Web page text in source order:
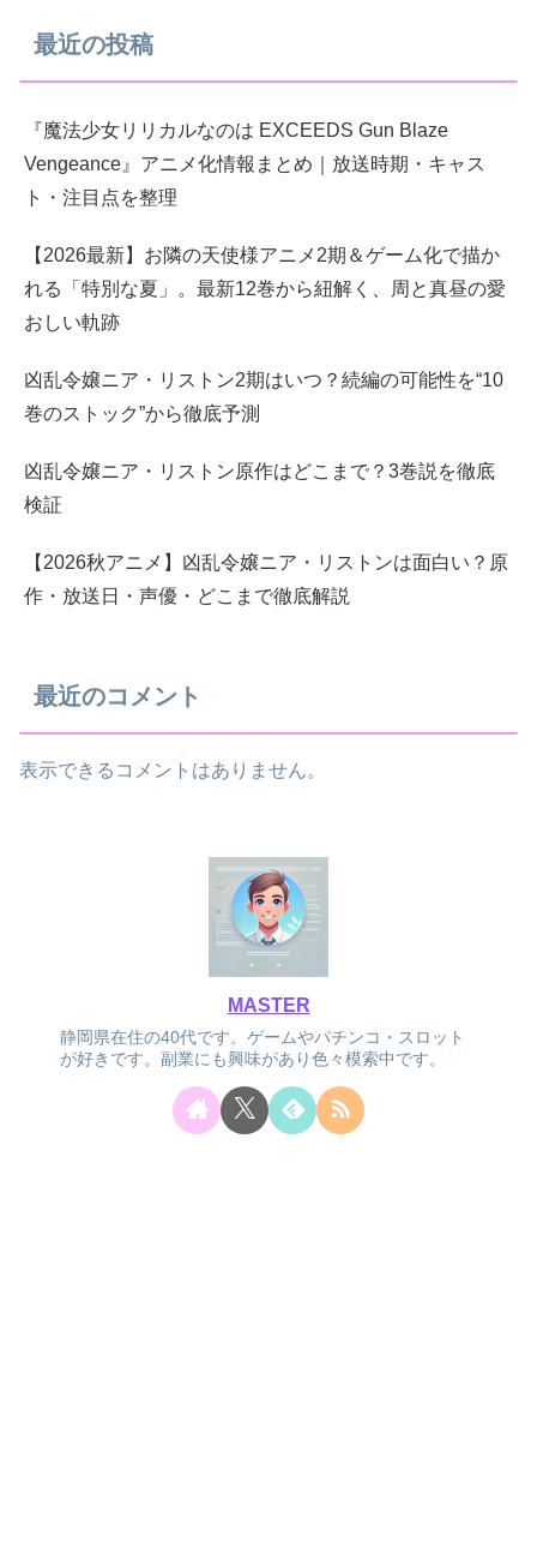
最近の投稿
『魔法少女リリカルなのは EXCEEDS Gun Blaze
Vengeance』アニメ化情報まとめ｜放送時期・キャス
ト・注目点を整理
【2026最新】お隣の天使様アニメ2期＆ゲーム化で描か
れる「特別な夏」。最新12巻から紐解く、周と真昼の愛
おしい軌跡
凶乱令嬢ニア・リストン2期はいつ？続編の可能性を“10
巻のストック”から徹底予測
凶乱令嬢ニア・リストン原作はどこまで？3巻説を徹底
検証
【2026秋アニメ】凶乱令嬢ニア・リストンは面白い？原
作・放送日・声優・どこまで徹底解説
最近のコメント
表示できるコメントはありません。
MASTER
静岡県在住の40代です。ゲームやパチンコ・スロット
が好きです。副業にも興味があり色々模索中です。